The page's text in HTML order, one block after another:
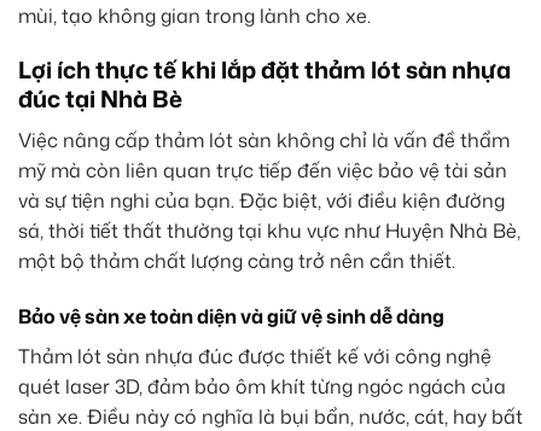
mùi, tạo không gian trong lành cho xe.
Lợi ích thực tế khi lắp đặt thảm lót sàn nhựa
đúc tại Nhà Bè
Việc nâng cấp thảm lót sàn không chỉ là vấn đề thẩm
mỹ mà còn liên quan trực tiếp đến việc bảo vệ tài sản
và sự tiện nghi của bạn. Đặc biệt, với điều kiện đường
sá, thời tiết thất thường tại khu vực như Huyện Nhà Bè,
một bộ thảm chất lượng càng trở nên cần thiết.
Bảo vệ sàn xe toàn diện và giữ vệ sinh dễ dàng
Thảm lót sàn nhựa đúc được thiết kế với công nghệ
quét laser 3D, đảm bảo ôm khít từng ngóc ngách của
sàn xe. Điều này có nghĩa là bụi bẩn, nước, cát, hay bất